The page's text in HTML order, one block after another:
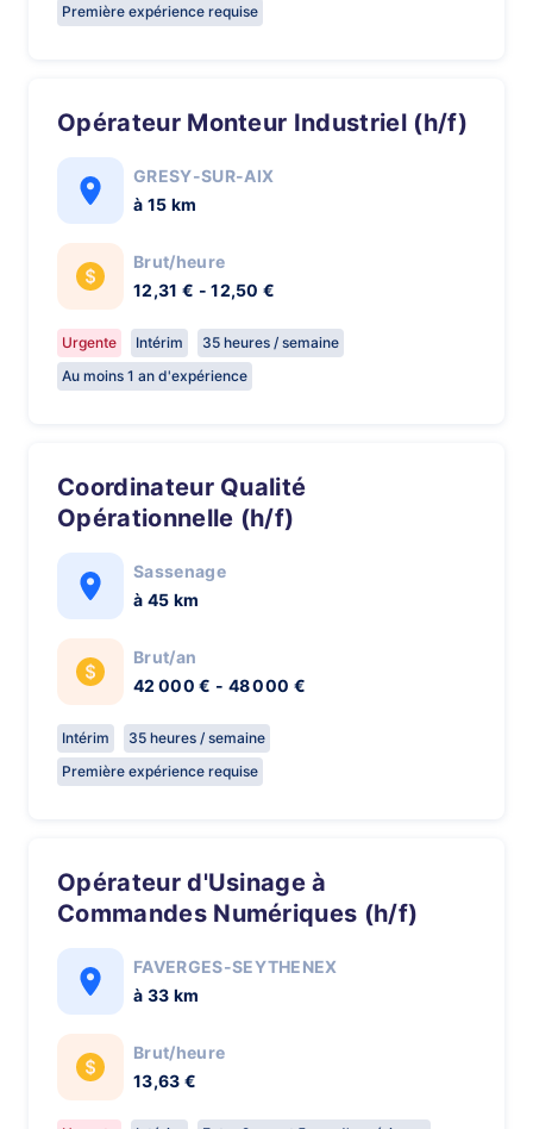
Première expérience requise
Opérateur Monteur Industriel (h/f)
GRESY-SUR-AIX
à 15 km
Brut/heure
12,31 € - 12,50 €
Urgente Intérim
35 heures / semaine
Au moins 1 an d'expérience
Coordinateur Qualité
Opérationnelle (h/f)
Sassenage
à 45 km
Brut/an
42 000 € - 48 000 €
Intérim
35 heures / semaine
Première expérience requise
Opérateur d'Usinage à
Commandes Numériques (h/f)
FAVERGES-SEYTHENEX
à 33 km
Brut/heure
13,63 €